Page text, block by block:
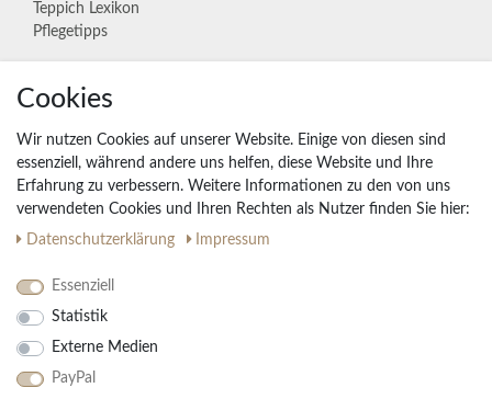
Teppich Lexikon
Pflegetipps
Unternehmen
Widerrufs­recht
Vertrag widerrufen
Impressum
Daten­schutz­erklärung
AGB
Ihre Vorteile
30 Tage Rückgaberecht
Cookies
Wir nutzen Cookies auf unserer Website. Einige von diesen sind
essenziell, während andere uns helfen, diese Website und Ihre
Erfahrung zu verbessern. Weitere Informationen zu den von uns
verwendeten Cookies und Ihren Rechten als Nutzer finden Sie hier:
Daten­schutz­erklärung
Impressum
Essenziell
Statistik
Externe Medien
PayPal